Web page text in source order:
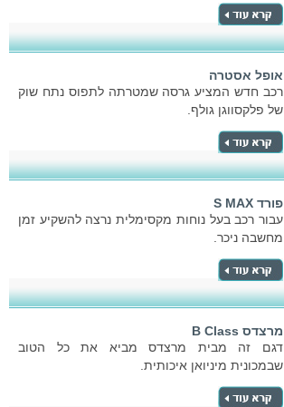
אופל אסטרה
רכב חדש המציע גרסה שמטרתה לתפוס נתח שוק
של פלקסווגן גולף.
פורד S MAX
עבור רכב בעל נוחות מקסימלית נרצה להשקיע זמן
מחשבה ניכר.
מרצדס B Class
דגם זה מבית מרצדס מביא את כל הטוב
שבמכונית מיניואן איכותית.